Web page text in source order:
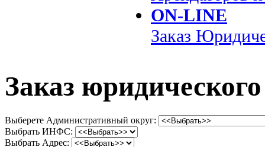
ON-LINE
Заказ
Заказ
Выберете Административный округ:
Выбрать ИНФС:
Выбрать Адрес: